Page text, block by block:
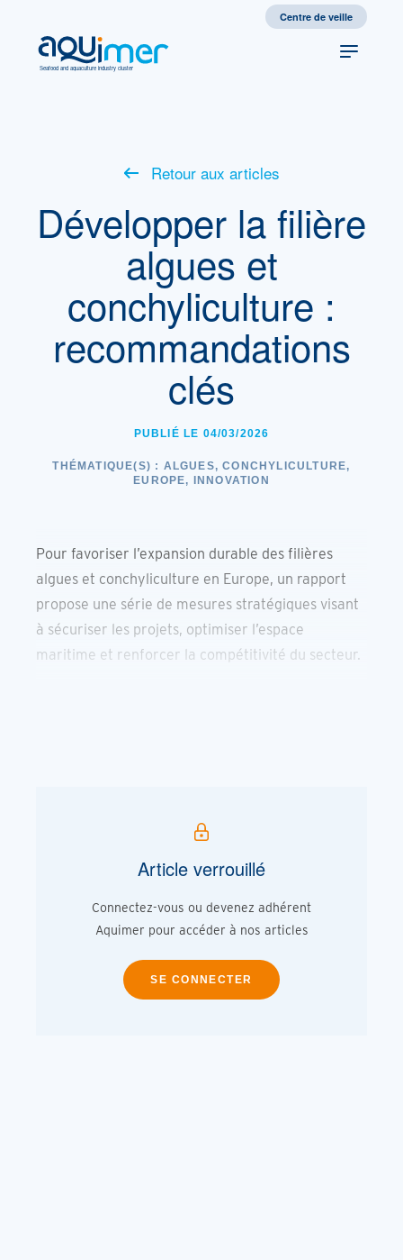
Centre de veille
Seafood and aquaculture industry cluster
Retour aux articles
Développer la filière
algues et
conchyliculture :
recommandations
clés
PUBLIÉ LE 04/03/2026
THÉMATIQUE(S) : ALGUES, CONCHYLICULTURE,
EUROPE, INNOVATION
Pour favoriser l’expansion durable des filières
algues et conchyliculture en Europe, un rapport
propose une série de mesures stratégiques visant
à sécuriser les projets, optimiser l’espace
maritime et renforcer la compétitivité du secteur.
Article verrouillé
Connectez-vous ou devenez adhérent
Aquimer pour accéder à nos articles
SE CONNECTER